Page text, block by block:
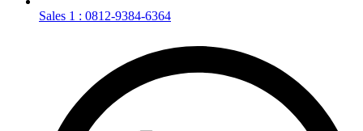
Sales 1 : 0812-9384-6364